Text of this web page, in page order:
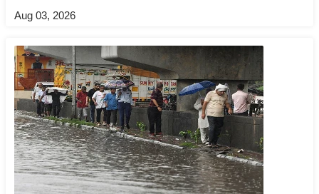
ई
पे
प
र
मि
सा
ल
बे
Aug 03, 2026